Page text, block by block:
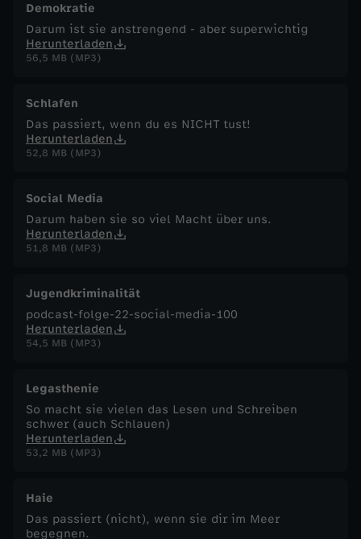
Demokratie
Darum ist sie anstrengend - aber superwichtig
Herunterladen
56,5 MB (MP3)
Schlafen
Das passiert, wenn du es NICHT tust!
Herunterladen
52,8 MB (MP3)
Social Media
Darum haben sie so viel Macht über uns.
Herunterladen
51,8 MB (MP3)
Jugendkriminalität
podcast-folge-22-social-media-100
Herunterladen
54,5 MB (MP3)
Legasthenie
So macht sie vielen das Lesen und Schreiben
schwer (auch Schlauen)
Herunterladen
53,2 MB (MP3)
Haie
Das passiert (nicht), wenn sie dir im Meer
begegnen.